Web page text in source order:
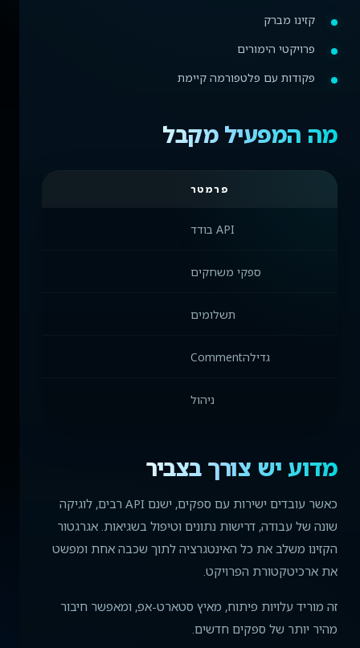
קזינו מברק
פרויקטי הימורים
פקודות עם פלטפורמה קיימת
מה המפעיל מקבל
פרמטר
API בודד
ספקי משחקים
תשלומים
גדילהComment
ניהול
מדוע יש צורך בצביר
כאשר עובדים ישירות עם ספקים, ישנם API רבים, לוגיקה
שונה של עבודה, דרישות נתונים וטיפול בשגיאות. אגרגטור
הקזינו משלב את כל האינטגרציה לתוך שכבה אחת ומפשט
את ארכיטקטורת הפרויקט.
זה מוריד עלויות פיתוח, מאיץ סטארט-אפ, ומאפשר חיבור
מהיר יותר של ספקים חדשים.